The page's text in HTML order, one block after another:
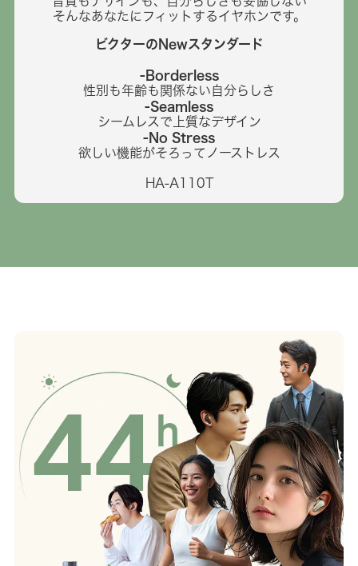
そんなあなたにフィットするイヤホンです。
ビクターのNewスタンダード
-Borderless
性別も年齢も関係ない自分らしさ
-Seamless
シームレスで上質なデザイン
-No Stress
欲しい機能がそろってノーストレス
HA-A110T